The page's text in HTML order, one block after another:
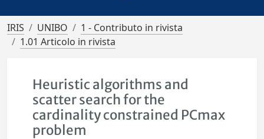
IRIS UNIBO
1 - Contributo in rivista
1.01 Articolo in rivista
Heuristic algorithms and
scatter search for the
cardinality constrained PCmax
problem